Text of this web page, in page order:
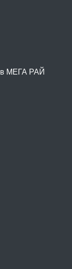
МЕГА РАЙ